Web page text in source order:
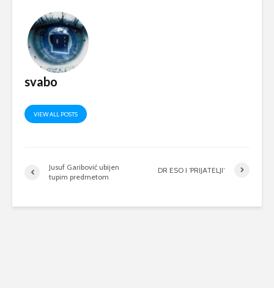
svabo
VIEW ALL POSTS
Jusuf Garibović ubijen
tupim predmetom
DR ESO I ‘PRIJATELJI’